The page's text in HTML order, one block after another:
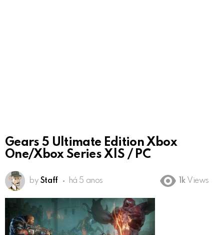
Gears 5 Ultimate Edition Xbox
One/Xbox Series X|S / PC
by Staff há 5 anos 1k Views